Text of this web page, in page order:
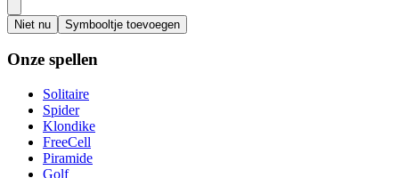
Niet nu Symbooltje toevoegen
Onze spellen
Solitaire
Spider
Klondike
FreeCell
Piramide
Golf